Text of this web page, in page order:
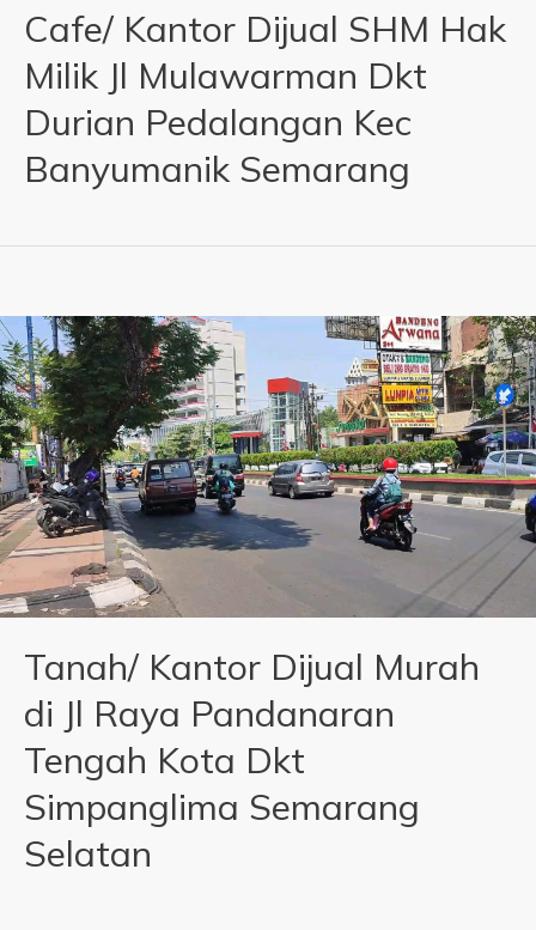
Cafe/ Kantor Dijual SHM Hak
Milik Jl Mulawarman Dkt
Durian Pedalangan Kec
Banyumanik Semarang
Tanah/ Kantor Dijual Murah
di Jl Raya Pandanaran
Tengah Kota Dkt
Simpanglima Semarang
Selatan